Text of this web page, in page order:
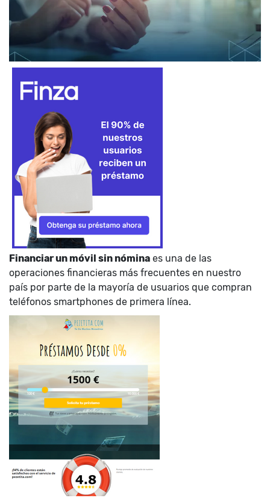
Financiar un móvil sin nómina es una de las
operaciones financieras más frecuentes en nuestro
país por parte de la mayoría de usuarios que compran
teléfonos smartphones de primera línea.